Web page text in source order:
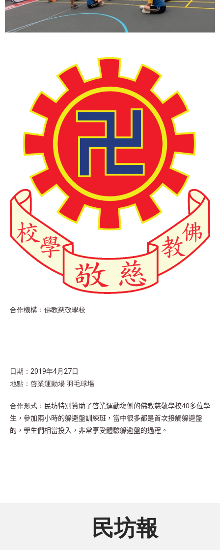
合作機構：佛教慈敬學校
日期：2019年4月27日
地點：啓業運動場 羽毛球場
合作形式： 民坊特別贊助了啓業運動塲側的佛教慈敬學校40多位學
生，參加兩小時的躲避盤訓練班，當中很多都是首次接觸躲避盤
的，學生們相當投入，非常享受體驗躲避盤的過程。
民坊報